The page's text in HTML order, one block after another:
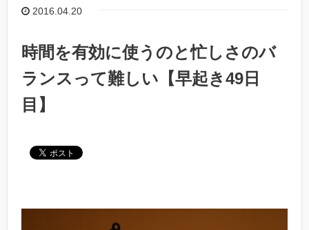
2016.04.20
時間を有効に使うのと忙しさのバ
ランスって難しい【早起き49日
目】